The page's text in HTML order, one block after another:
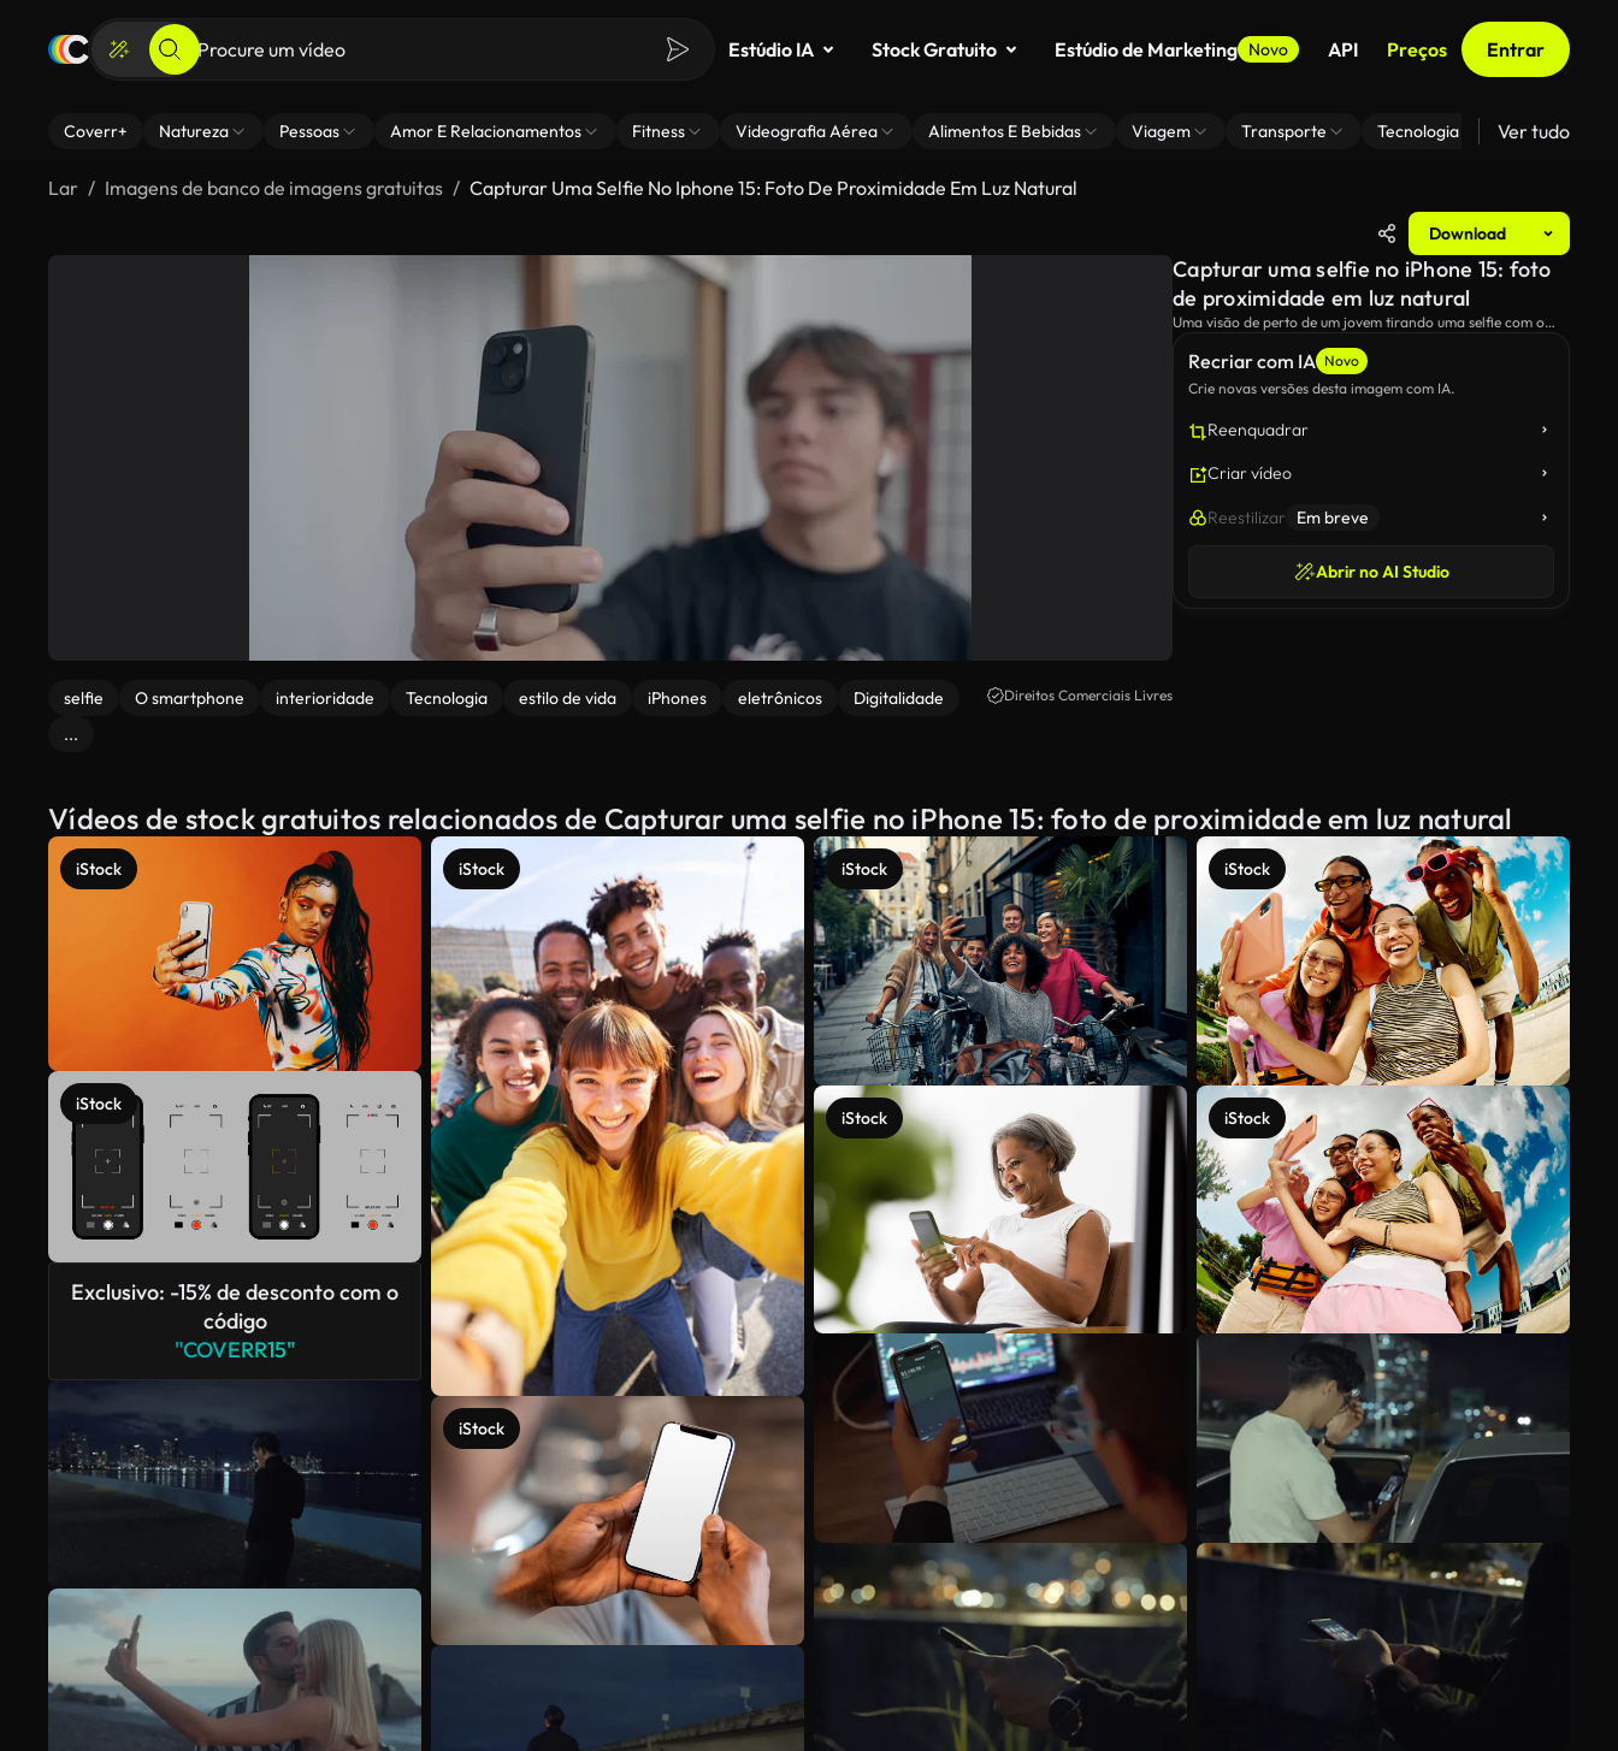
Estúdio IA Stock Gratuito Estúdio de Marketing Novo API Preços Entrar
Coverr+ Natureza Pessoas Amor E Relacionamentos Fitness Videografia Aérea Alimentos E Bebidas Viagem Transporte Tecnologia Zoom De
Ver tudo
Lar Imagens de banco de imagens gratuitas Capturar Uma Selfie No Iphone 15: Foto De Proximidade Em Luz Natural
Download
selfie O smartphone interioridade Tecnologia estilo de vida iPhones eletrônicos
Digitalidade
...
Direitos Comerciais Livres
Recriar com IA Novo
Crie novas versões desta imagem com IA.
Reenquadrar
Criar vídeo
Reestilizar Em breve
Abrir no AI Studio
Capturar uma selfie no iPhone 15: foto
de proximidade em luz natural
Uma visão de perto de um jovem tirando uma selfie com o
resolução do dispositivo e o design elegante.
Vídeos de stock gratuitos relacionados de Capturar uma selfie no iPhone 15: foto de proximidade em luz natural
iStock
iStock
Exclusivo: -15% de desconto com o
código
"COVERR15"
iStock
iStock
iStock
iStock
iStock
iStock
Veja mais